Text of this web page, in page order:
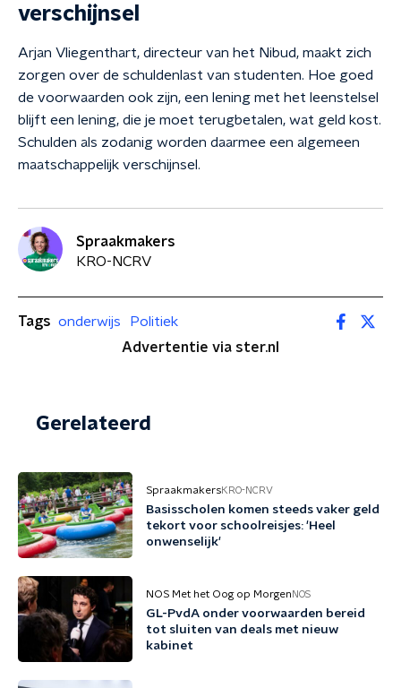
verschijnsel
Arjan Vliegenthart, directeur van het Nibud, maakt zich
zorgen over de schuldenlast van studenten. Hoe goed
de voorwaarden ook zijn, een lening met het leenstelsel
blijft een lening, die je moet terugbetalen, wat geld kost.
Schulden als zodanig worden daarmee een algemeen
maatschappelijk verschijnsel.
Spraakmakers
KRO-NCRV
Tags onderwijs
Politiek
Advertentie via ster.nl
Gerelateerd
SpraakmakersKRO-NCRV
Basisscholen komen steeds vaker geld
tekort voor schoolreisjes: 'Heel
onwenselijk'
NOS Met het Oog op Morgen NOS
GL-PvdA onder voorwaarden bereid
tot sluiten van deals met nieuw
kabinet